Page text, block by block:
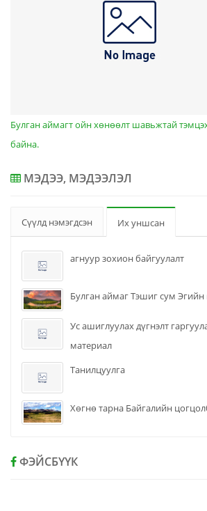
Булган аймагт ойн хөнөөлт шавьжтай
байна.
МЭДЭЭ, МЭДЭЭЛЭЛ
Сүүлд нэмэгдсэн Их уншсан
агнуур зохион байгуулалт
Булган аймаг Тэшиг сум Эгийн
Ус ашиглуулах дүгнэлт
материал
Танилцуулга
Хөгнө тарна Байгалийн
ФЭЙСБҮҮК